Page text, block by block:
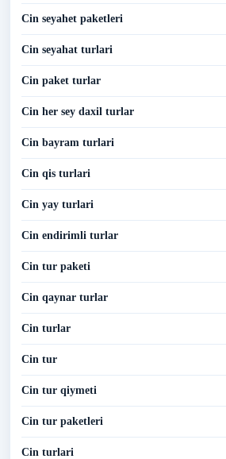
Cin seyahet paketleri
Cin seyahat turlari
Cin paket turlar
Cin her sey daxil turlar
Cin bayram turlari
Cin qis turlari
Cin yay turlari
Cin endirimli turlar
Cin tur paketi
Cin qaynar turlar
Cin turlar
Cin tur
Cin tur qiymeti
Cin tur paketleri
Cin turlari